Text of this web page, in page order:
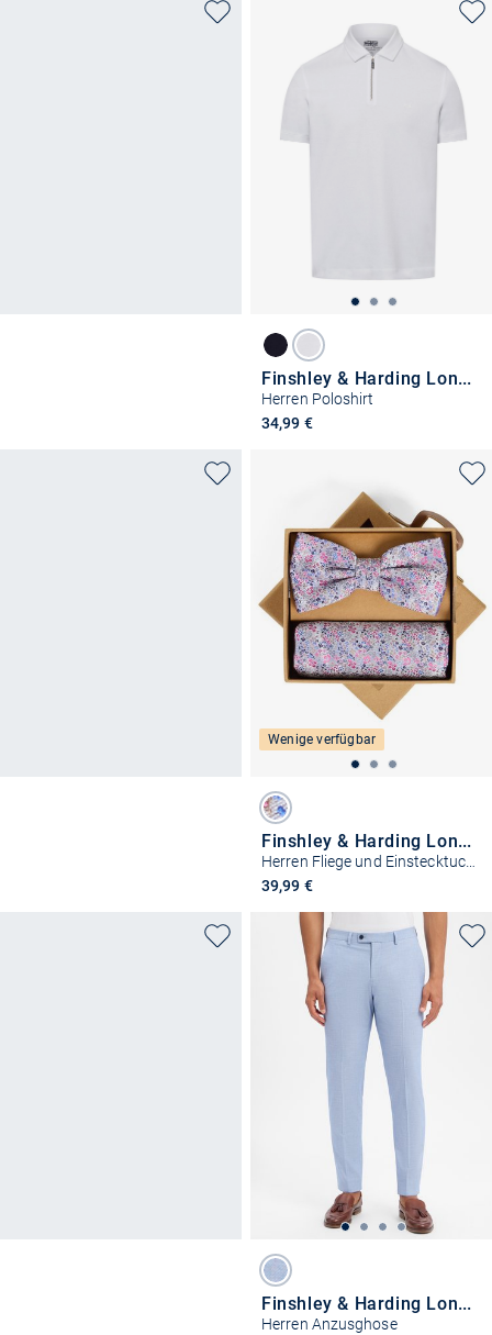
Finshley & Harding London
Herren Poloshirt
34,99 €
Wenige verfügbar
Finshley & Harding London
Herren Fliege und Einstecktuch aus Seide
39,99 €
Finshley & Harding London
Herren Anzusghose